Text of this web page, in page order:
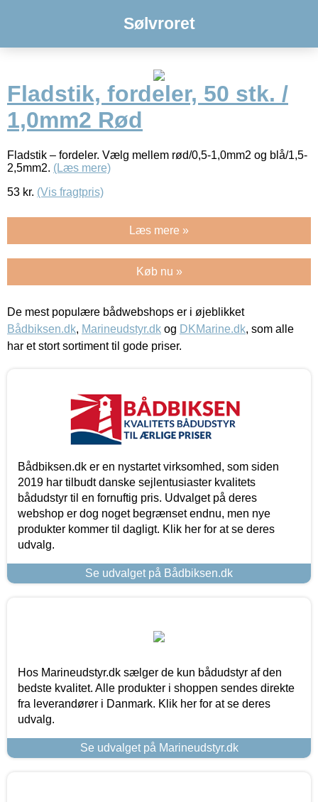
Sølvroret
Fladstik, fordeler, 50 stk. /
1,0mm2 Rød
Fladstik – fordeler. Vælg mellem rød/0,5-1,0mm2 og blå/1,5-
2,5mm2. (Læs mere)
53 kr. (Vis fragtpris)
Læs mere »
Køb nu »
De mest populære bådwebshops er i øjeblikket
Bådbiksen.dk, Marineudstyr.dk og DKMarine.dk, som alle
har et stort sortiment til gode priser.
Bådbiksen.dk er en nystartet virksomhed, som siden
2019 har tilbudt danske sejlentusiaster kvalitets
bådudstyr til en fornuftig pris. Udvalget på deres
webshop er dog noget begrænset endnu, men nye
produkter kommer til dagligt. Klik her for at se deres
udvalg.
Se udvalget på Bådbiksen.dk
Hos Marineudstyr.dk sælger de kun bådudstyr af den
bedste kvalitet. Alle produkter i shoppen sendes direkte
fra leverandører i Danmark. Klik her for at se deres
udvalg.
Se udvalget på Marineudstyr.dk